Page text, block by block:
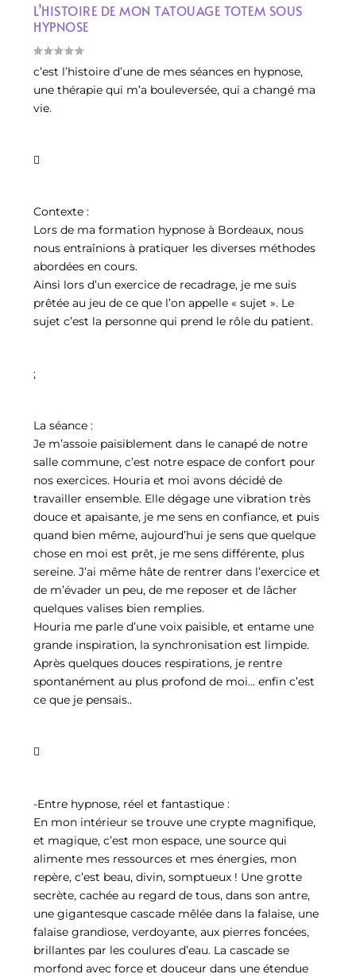
L’HISTOIRE DE MON TATOUAGE TOTEM SOUS
HYPNOSE
c’est l’histoire d’une de mes séances en hypnose,
une thérapie qui m’a bouleversée, qui a changé ma
vie.

Contexte :
Lors de ma formation hypnose à Bordeaux, nous
nous entraînions à pratiquer les diverses méthodes
abordées en cours.
Ainsi lors d’un exercice de recadrage, je me suis
prêtée au jeu de ce que l’on appelle « sujet ». Le
sujet c’est la personne qui prend le rôle du patient.
;
La séance :
Je m’assoie paisiblement dans le canapé de notre
salle commune, c’est notre espace de confort pour
nos exercices. Houria et moi avons décidé de
travailler ensemble. Elle dégage une vibration très
douce et apaisante, je me sens en confiance, et puis
quand bien même, aujourd’hui je sens que quelque
chose en moi est prêt, je me sens différente, plus
sereine. J’ai même hâte de rentrer dans l’exercice et
de m’évader un peu, de me reposer et de lâcher
quelques valises bien remplies.
Houria me parle d’une voix paisible, et entame une
grande inspiration, la synchronisation est limpide.
Après quelques douces respirations, je rentre
spontanément au plus profond de moi… enfin c’est
ce que je pensais..

-Entre hypnose, réel et fantastique :
En mon intérieur se trouve une crypte magnifique,
et magique, c’est mon espace, une source qui
alimente mes ressources et mes énergies, mon
repère, c’est beau, divin, somptueux ! Une grotte
secrète, cachée au regard de tous, dans son antre,
une gigantesque cascade mêlée dans la falaise, une
falaise grandiose, verdoyante, aux pierres foncées,
brillantes par les coulures d’eau. La cascade se
morfond avec force et douceur dans une étendue